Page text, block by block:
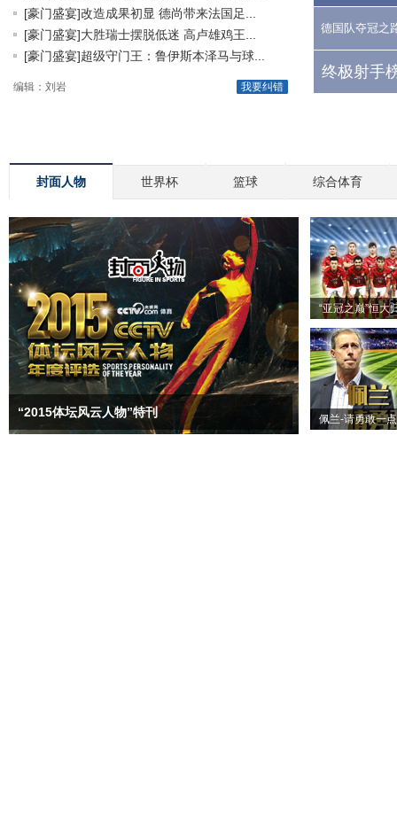
[豪门盛宴]改造成果初显 德尚带来法国足...
[豪门盛宴]大胜瑞士摆脱低迷 高卢雄鸡王...
[豪门盛宴]超级守门王：鲁伊斯本泽马与球...
我要纠错
编辑：刘岩
德国队夺冠之
终极射手
封面人物 世界杯 篮球 综合体育
“2015体坛风云人物”特刊
“亚冠之巅”恒大
佩兰-请勇敢一点